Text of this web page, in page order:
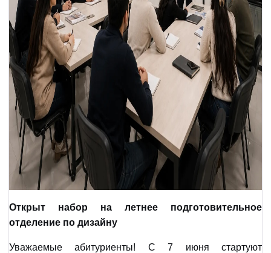
Открыт набор на летнее подготовительное
отделение по дизайну
Уважаемые абитуриенты! С 7 июня стартуют